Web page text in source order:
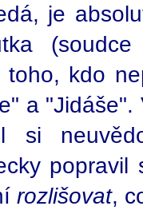
je
kdo
a
si
rozlišovat,